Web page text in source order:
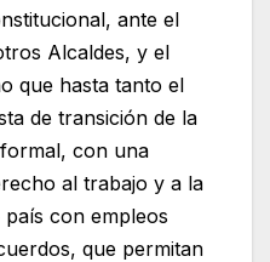
ante el
Alcaldes, y el
que hasta tanto el
de transición de la
con una
al trabajo y a la
con empleos
que permitan